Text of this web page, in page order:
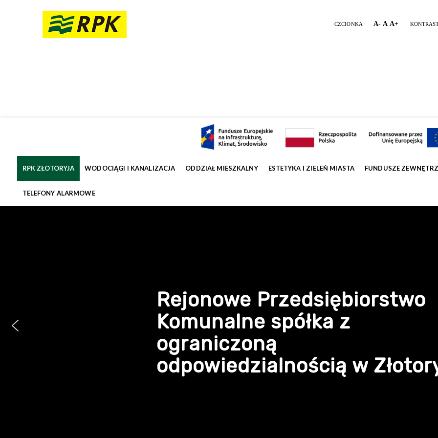
CZCIONKA A- A A+
RPK ZŁOTORYJA WODOCIĄGI I KANALIZACJA ODDZIAŁ MIESZKALNY ESTETYKA I ZIELEŃ MIASTA FUNDUSZE
TELEFONY ALARMOWE
Rejonowe Przedsiębiorstwo
Komunalne spółka z
ograniczoną
odpowiedzialnością w